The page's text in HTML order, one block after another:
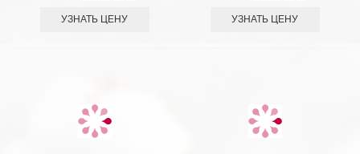
УЗНАТЬ ЦЕНУ УЗНАТЬ ЦЕНУ